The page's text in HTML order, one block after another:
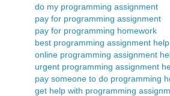
do my programming assignment
pay for programming assignment
pay for programming homework
best programming assignment
online programming assignment
urgent programming assignment
pay someone to do programming
get help with programming